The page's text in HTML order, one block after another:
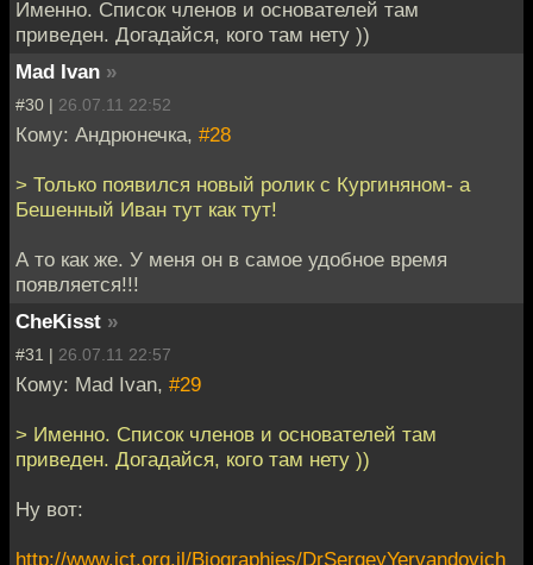
Именно. Список членов и основателей там
приведен. Догадайся, кого там нету ))
Mad Ivan »
#30 | 26.07.11 22:52
Кому: Андрюнечка, #28
> Только появился новый ролик с Кургиняном- а
Бешенный Иван тут как тут!
А то как же. У меня он в самое удобное время
появляется!!!
CheKisst »
#31 | 26.07.11 22:57
Кому: Mad Ivan, #29
> Именно. Список членов и основателей там
приведен. Догадайся, кого там нету ))
Ну вот:
http://www.ict.org.il/Biographies/DrSergeyYervandovich